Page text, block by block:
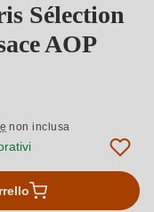
Sélection
AOP
non inclusa